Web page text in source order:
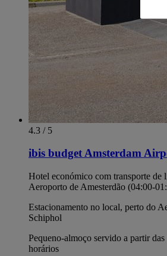
4.3 / 5
ibis budget Amsterdam
Hotel económico com transporte de
Aeroporto de Amesterdão (04:00-
Estacionamento no local, perto do
Schiphol
Pequeno-almoço servido a partir
horários